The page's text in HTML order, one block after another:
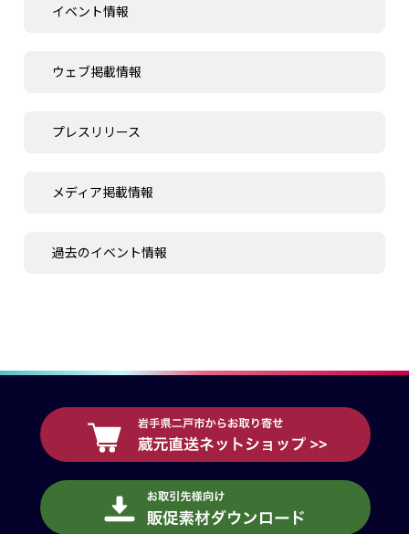
イベント情報
ウェブ掲載情報
プレスリリース
メディア掲載情報
過去のイベント情報